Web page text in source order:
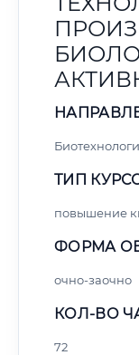
ТИП
повышение
ФОРМА
очно-заочно
КОЛ-ВО
72